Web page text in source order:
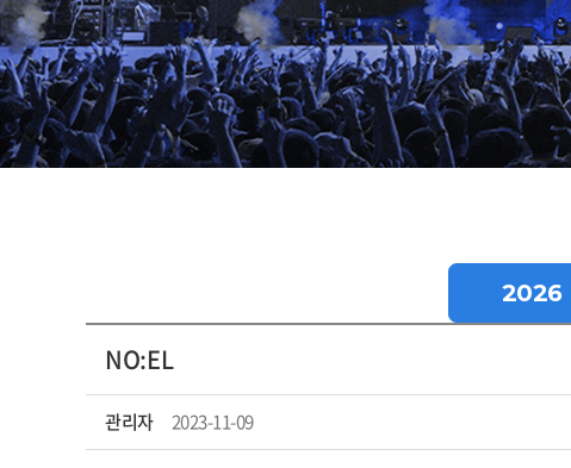
2026
NO:EL
관리자 2023-11-09